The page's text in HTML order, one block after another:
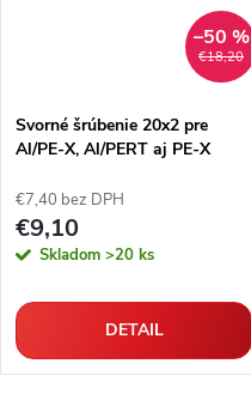
€18,20
–50 %
Svorné šrúbenie 20x2 pre
Al/PE-X, Al/PERT aj PE-X
€7,40 bez DPH
€9,10
Skladom >20 ks
DETAIL